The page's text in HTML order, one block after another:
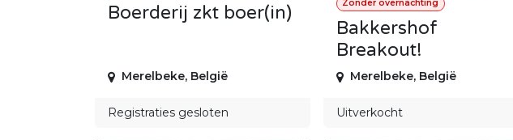
Boerderij zkt boer(in)
Merelbeke, België
Registraties gesloten
Zonder overnachting
Bakkershof
Breakout!
Merelbeke, België
Uitverkocht